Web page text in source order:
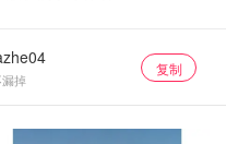
掉
复制